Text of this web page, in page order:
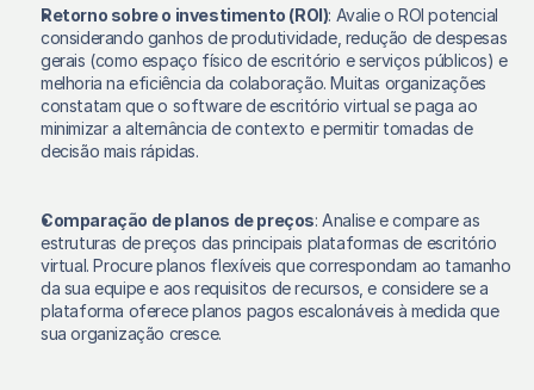
Retorno sobre o investimento (ROI): Avalie o ROI potencial
considerando ganhos de produtividade, redução de despesas
gerais (como espaço físico de escritório e serviços públicos) e
melhoria na eficiência da colaboração. Muitas organizações
constatam que o software de escritório virtual se paga ao
minimizar a alternância de contexto e permitir tomadas de
decisão mais rápidas.
Comparação de planos de preços: Analise e compare as
estruturas de preços das principais plataformas de escritório
virtual. Procure planos flexíveis que correspondam ao tamanho
da sua equipe e aos requisitos de recursos, e considere se a
plataforma oferece planos pagos escalonáveis à medida que
sua organização cresce.